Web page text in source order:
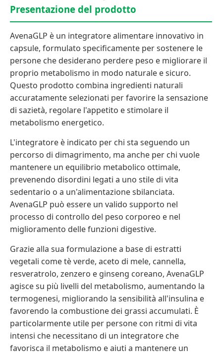
Presentazione del prodotto
AvenaGLP è un integratore alimentare innovativo in
capsule, formulato specificamente per sostenere le
persone che desiderano perdere peso e migliorare il
proprio metabolismo in modo naturale e sicuro.
Questo prodotto combina ingredienti naturali
accuratamente selezionati per favorire la sensazione
di sazietà, regolare l'appetito e stimolare il
metabolismo energetico.
L'integratore è indicato per chi sta seguendo un
percorso di dimagrimento, ma anche per chi vuole
mantenere un equilibrio metabolico ottimale,
prevenendo disordini legati a uno stile di vita
sedentario o a un'alimentazione sbilanciata.
AvenaGLP può essere un valido supporto nel
processo di controllo del peso corporeo e nel
miglioramento delle funzioni digestive.
Grazie alla sua formulazione a base di estratti
vegetali come tè verde, aceto di mele, cannella,
resveratrolo, zenzero e ginseng coreano, AvenaGLP
agisce su più livelli del metabolismo, aumentando la
termogenesi, migliorando la sensibilità all'insulina e
favorendo la combustione dei grassi accumulati. È
particolarmente utile per persone con ritmi di vita
intensi che necessitano di un integratore che
favorisca il metabolismo e aiuti a mantenere un